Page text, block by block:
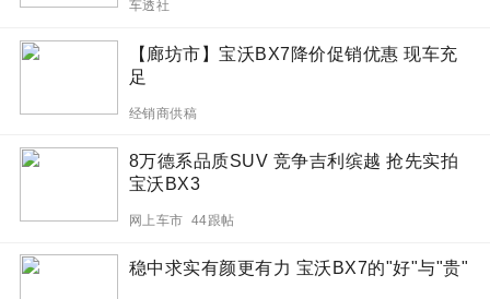
车透社
【廊坊市】宝沃BX7降价促销优惠 现车充
足
经销商供稿
8万德系品质SUV 竞争吉利缤越 抢先实拍
宝沃BX3
网上车市 44跟帖
稳中求实有颜更有力 宝沃BX7的"好"与"贵"